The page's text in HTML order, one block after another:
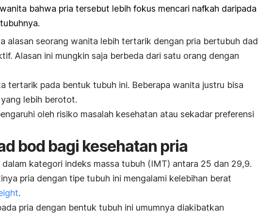
bahwa pria tersebut lebih fokus mencari nafkah daripada
alasan seorang wanita lebih tertarik dengan pria bertubuh dad
Alasan ini mungkin saja berbeda dari satu orang dengan
tertarik pada bentuk tubuh ini. Beberapa wanita justru bisa
lebih berotot.
oleh risiko masalah kesehatan atau sekadar preferensi
bod bagi kesehatan pria
dalam kategori indeks massa tubuh (IMT) antara 25 dan 29,9.
pria dengan tipe tubuh ini mengalami kelebihan berat
.
pria dengan bentuk tubuh ini umumnya diakibatkan